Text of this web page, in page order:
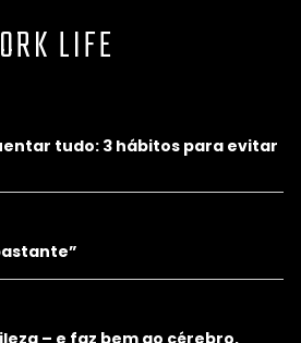
LIFE
tudo: 3 hábitos para evitar
– e faz bem ao cérebro,